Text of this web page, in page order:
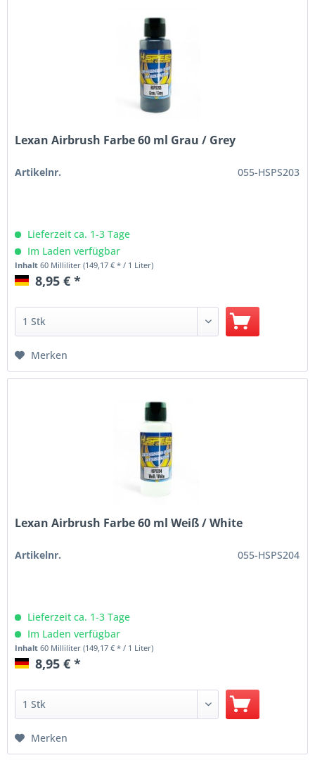
Lexan Airbrush Farbe 60 ml Grau / Grey
Artikelnr. 055-HSPS203
Lieferzeit ca. 1-3 Tage
Im Laden verfügbar
Inhalt60 Milliliter(149,17 € * / 1 Liter)
8,95 € *
Merken
Lexan Airbrush Farbe 60 ml Weiß / White
Artikelnr. 055-HSPS204
Lieferzeit ca. 1-3 Tage
Im Laden verfügbar
Inhalt60 Milliliter(149,17 € * / 1 Liter)
8,95 € *
Merken